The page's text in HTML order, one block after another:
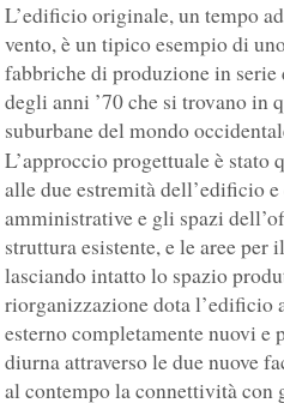
L’edificio originale, un tempo
vento, è un tipico esempio di
fabbriche di produzione in serie
degli anni ’70 che si trovano in
suburbane del mondo
L’approccio progettuale è stato
alle due estremità dell’edificio
amministrative e gli spazi
struttura esistente, e le aree
lasciando intatto lo spazio
riorganizzazione dota l’edificio
esterno completamente nuovi e
diurna attraverso le due nuove
al contempo la connettività con